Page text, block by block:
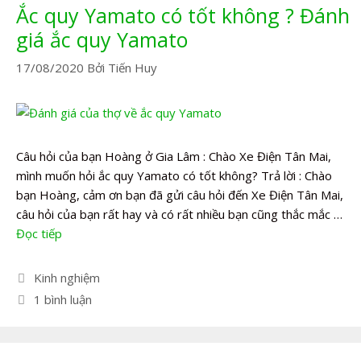
Ắc quy Yamato có tốt không ? Đánh
giá ắc quy Yamato
17/08/2020 Bởi Tiến Huy
Câu hỏi của bạn Hoàng ở Gia Lâm : Chào Xe Điện Tân Mai,
mình muốn hỏi ắc quy Yamato có tốt không? Trả lời : Chào
bạn Hoàng, cảm ơn bạn đã gửi câu hỏi đến Xe Điện Tân Mai,
câu hỏi của bạn rất hay và có rất nhiều bạn cũng thắc mắc …
Đọc tiếp
Danh
mục
Kinh nghiệm
1 bình luận